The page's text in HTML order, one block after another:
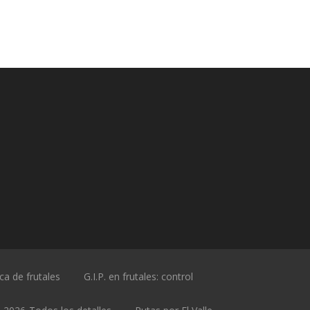
de frutales G.I.P. en frutales: control